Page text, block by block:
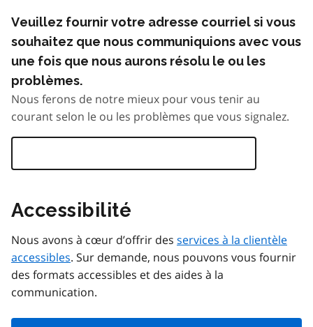
Veuillez fournir votre adresse courriel si vous
souhaitez que nous communiquions avec vous
une fois que nous aurons résolu le ou les
problèmes.
Nous ferons de notre mieux pour vous tenir au
courant selon le ou les problèmes que vous signalez.
Accessibilité
Nous avons à cœur d’offrir des services à la clientèle
accessibles. Sur demande, nous pouvons vous fournir
des formats accessibles et des aides à la
communication.